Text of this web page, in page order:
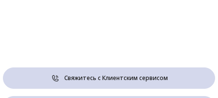
Свяжитесь с Клиентским сервисом